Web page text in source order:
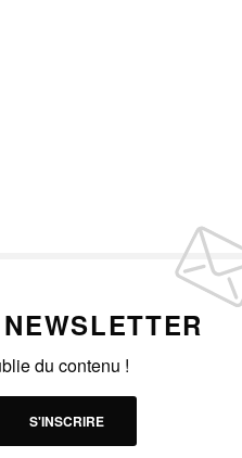
du contenu !
S'INSCRIRE